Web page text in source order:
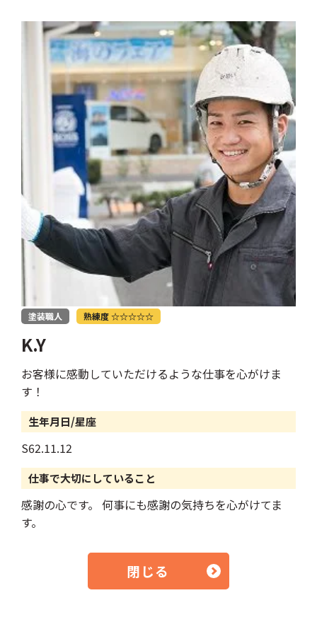
塗装職人 熟練度 ☆☆☆☆☆
K.Y
お客様に感動していただけるような仕事を心がけま
す！
生年月日/星座
S62.11.12
仕事で大切にしていること
感謝の心です。 何事にも感謝の気持ちを心がけてま
す。
閉じる